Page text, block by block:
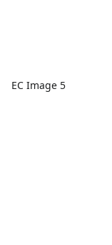
EC Image 5